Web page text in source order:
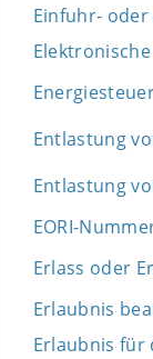
Einfuhr-
Entlastung
Entlastung
EORI-
Erlass oder
Erlaubnis
Erlaubnis für